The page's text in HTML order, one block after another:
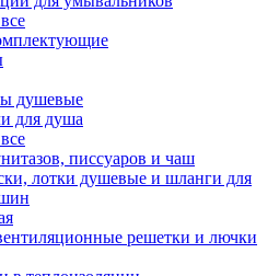
душевые
для душа
писсуаров и чаш
лотки душевые и шланги для
решетки и лючки